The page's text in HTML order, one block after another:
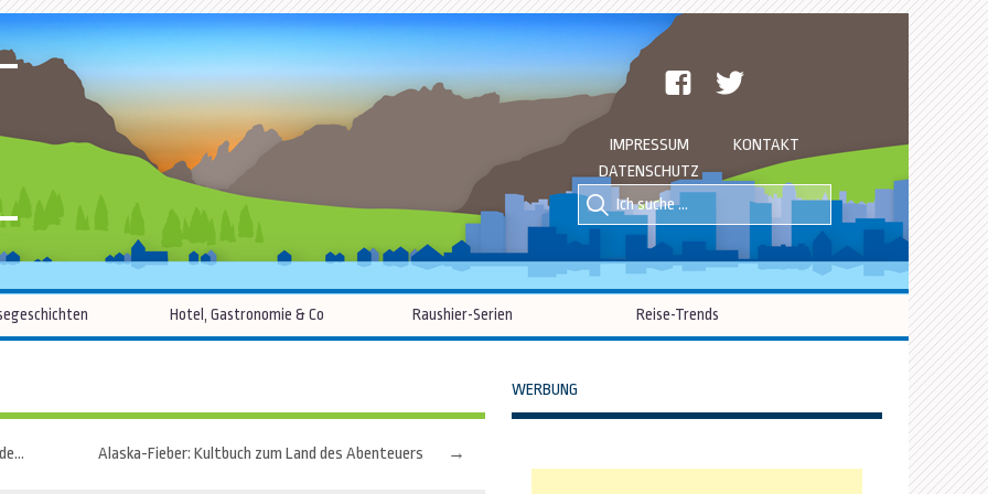
facebook
IMPRESSUM
KONTAKT
DATENSCHUTZ
Suche
nach::
Suche
nach:
Hotel, Gastronomie & Co Raushier-Serien Reise-Trends
Hygiene auf Reisen: Hotelzimmer-Feeling auf vier Rädern →
Alaska-Fieber: Kultbuch zum Land des Abenteuers
WERBUNG